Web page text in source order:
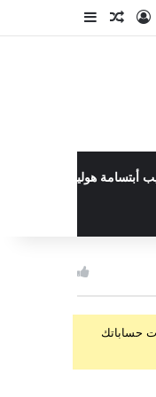
تسجيل الدخول
مقال عشوائي
إضافة عمود
أبتسامة هوليود الأخيرة في
حساباتك